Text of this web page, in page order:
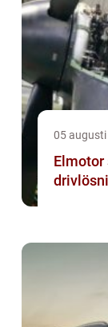
05 augusti
Elmotor